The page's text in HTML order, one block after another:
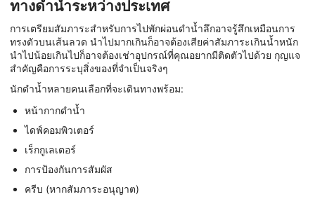
ทางดำน้ำระหว่างประเทศ
การเตรียมสัมภาระสำหรับการไปพักผ่อนดำน้ำลึกอาจรู้สึกเหมือนการ
ทรงตัวบนเส้นลวด นำไปมากเกินก็อาจต้องเสียค่าสัมภาระเกินน้ำหนัก
นำไปน้อยเกินไปก็อาจต้องเช่าอุปกรณ์ที่คุณอยากมีติดตัวไปด้วย กุญแจ
สำคัญคือการระบุสิ่งของที่จำเป็นจริงๆ
นักดำน้ำหลายคนเลือกที่จะเดินทางพร้อม:
หน้ากากดำน้ำ
ไดฟ์คอมพิวเตอร์
เร็กกูเลเตอร์
การป้องกันการสัมผัส
ครีบ (หากสัมภาระอนุญาต)